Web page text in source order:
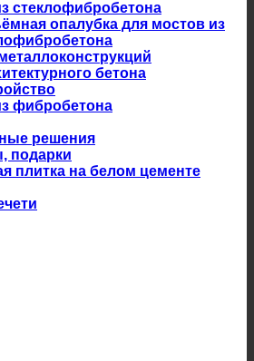
стеклофибробетона
опалубка для мостов из
бетона
фибробетона
решения
подарки
плитка на белом цементе